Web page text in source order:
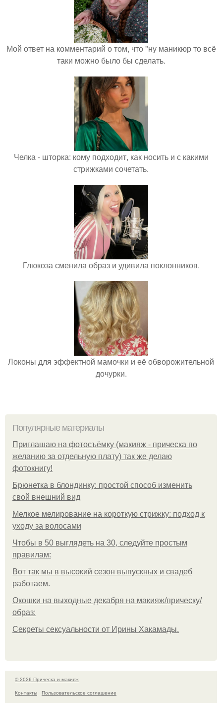
Мой ответ на комментарий о том, что "ну маникюр то всё
таки можно было бы сделать.
Челка - шторка: кому подходит, как носить и с какими
стрижками сочетать.
Глюкоза сменила образ и удивила поклонников.
Локоны для эффектной мамочки и её обворожительной
дочурки.
Популярные материалы
Приглашаю на фотосъёмку (макияж - прическа по
желанию за отдельную плату) так же делаю
фотокнигу!
Брюнетка в блондинку: простой способ изменить
свой внешний вид
Мелкое мелирование на короткую стрижку: подход к
уходу за волосами
Чтобы в 50 выглядеть на 30, следуйте простым
правилам:
Вот так мы в высокий сезон выпускных и свадеб
работаем.
Окошки на выходные декабря на макияж/прическу/
образ:
Секреты сексуальности от Ирины Хакамады.
© 2026 Прическа и макияж
Контакты
Пользовательское соглашение